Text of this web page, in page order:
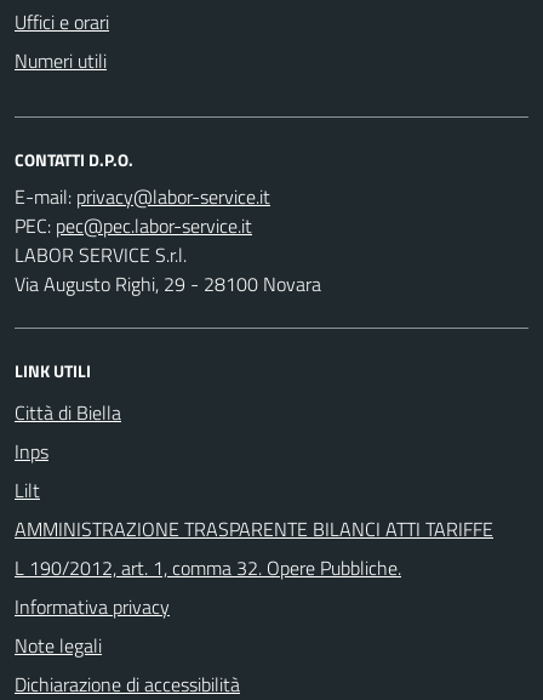
Uffici e orari
Numeri utili
CONTATTI D.P.O.
E-mail:
PEC:
LABOR SERVICE S.r.l.
Via Augusto Righi, 29 - 28100 Novara
LINK UTILI
Città di Biella
Inps
Lilt
AMMINISTRAZIONE TRASPARENTE BILANCI ATTI TARIFFE
L 190/2012, art. 1, comma 32. Opere Pubbliche.
Informativa privacy
Note legali
Dichiarazione di accessibilità